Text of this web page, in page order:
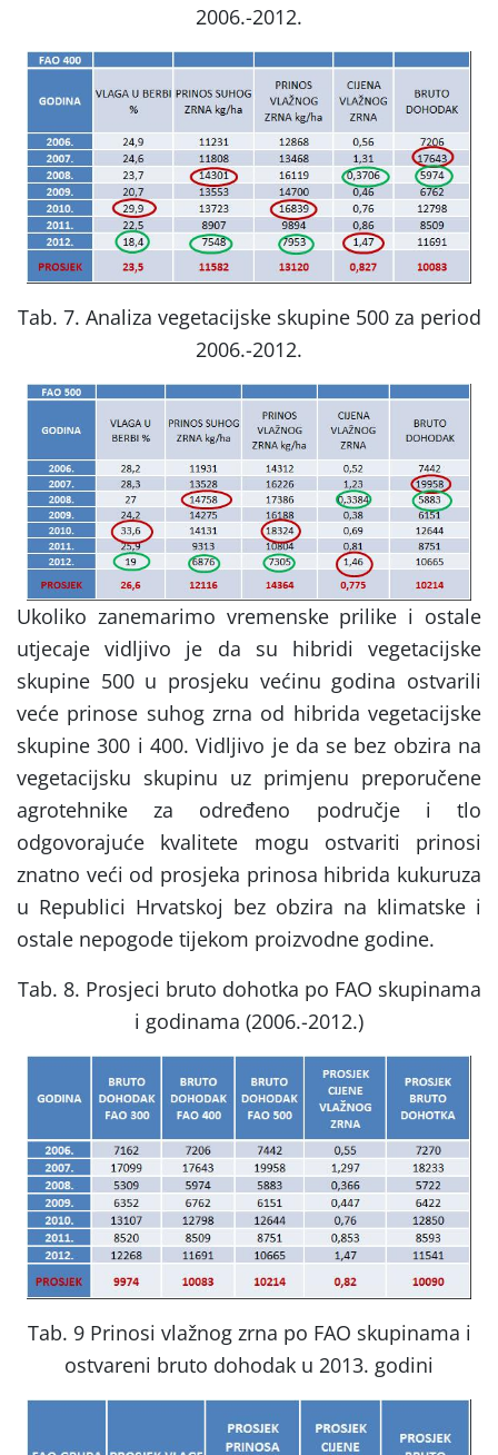
2006.-2012.
Tab. 7. Analiza vegetacijske skupine 500 za period
2006.-2012.
Ukoliko zanemarimo vremenske prilike i ostale
utjecaje vidljivo je da su hibridi vegetacijske
skupine 500 u prosjeku većinu godina ostvarili
veće prinose suhog zrna od hibrida vegetacijske
skupine 300 i 400. Vidljivo je da se bez obzira na
vegetacijsku skupinu uz primjenu preporučene
agrotehnike za određeno područje i tlo
odgovorajuće kvalitete mogu ostvariti prinosi
znatno veći od prosjeka prinosa hibrida kukuruza
u Republici Hrvatskoj bez obzira na klimatske i
ostale nepogode tijekom proizvodne godine.
Tab. 8. Prosjeci bruto dohotka po FAO skupinama
i godinama (2006.-2012.)
Tab. 9 Prinosi vlažnog zrna po FAO skupinama i
ostvareni bruto dohodak u 2013. godini